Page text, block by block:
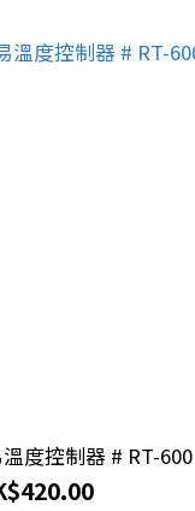
度控制器 # RT-600